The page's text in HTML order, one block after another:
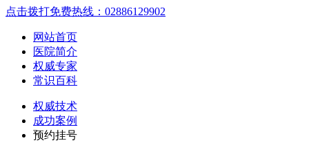
点击拨打免费热线：02886129902
网站首页
医院简介
权威专家
常识百科
权威技术
成功案例
预约挂号